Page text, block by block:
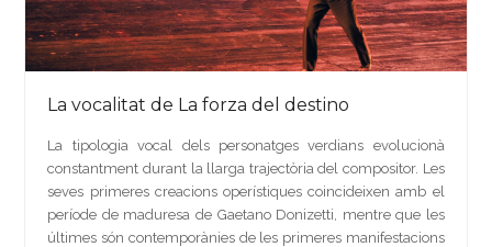
La vocalitat de La forza del destino
La tipologia vocal dels personatges verdians evolucionà
constantment durant la llarga trajectòria del compositor. Les
seves primeres creacions operístiques coincideixen amb el
període de maduresa de Gaetano Donizetti, mentre que les
últimes són contemporànies de les primeres manifestacions